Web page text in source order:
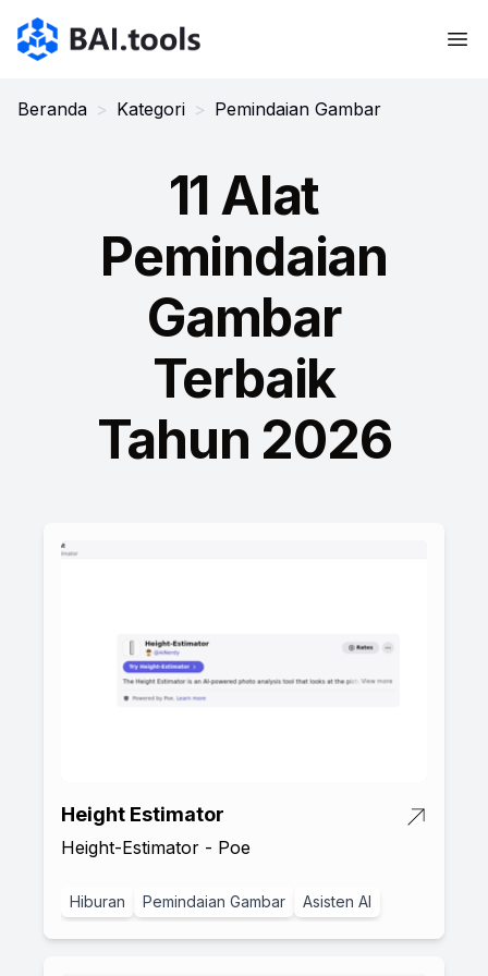
Bai.tools
Beranda > Kategori > Pemindaian Gambar
11 Alat
Pemindaian
Gambar
Terbaik
Tahun 2026
Height Estimator
Height-Estimator - Poe
Hiburan Pemindaian Gambar Asisten AI